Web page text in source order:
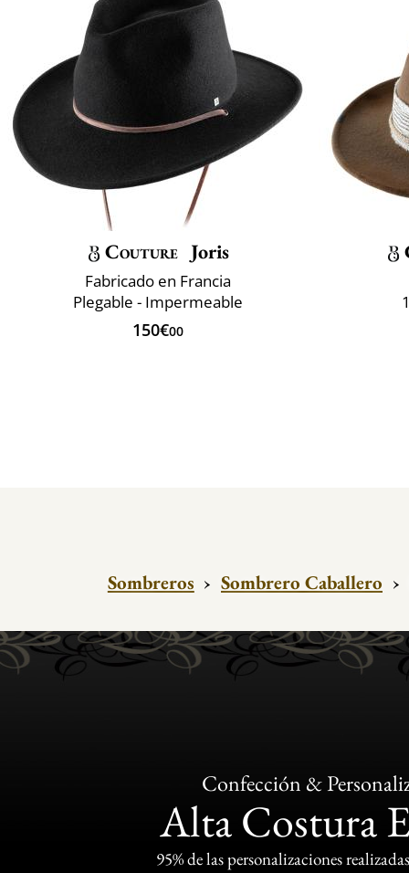
Couture Joris
Fabricado en Francia
Plegable - Impermeable
150€00
Sombreros › Sombrero Caballero ›
Confección &
Alta Costura
95% de las personalizaciones